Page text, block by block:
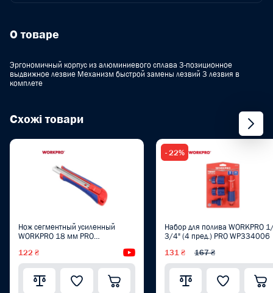
О товаре
Эргономичный корпус из алюминиевого сплава 3-позиционное
выдвижное лезвие Механизм быстрой замены лезвий 3 лезвия в
комплете
Схожі товари
Нож сегментный усиленный
WORKPRO 18 мм PRO
122 ₴ Видеообзор
- 22%
Набор для полива WORKPRO
3/4" (4 пред.) PRO WP334006
131 ₴ 167 ₴